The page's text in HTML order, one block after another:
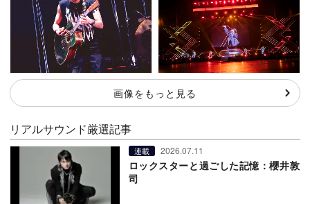
画像をもっと見る
リアルサウンド厳選記事
連載 2026.07.11
ロックスターと過ごした記憶：櫻井敦
司